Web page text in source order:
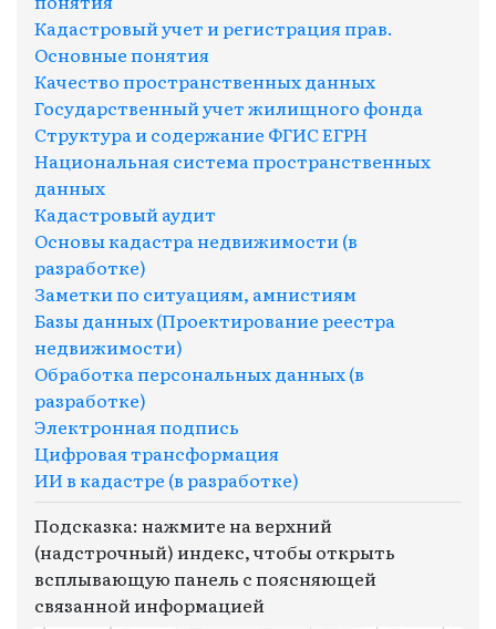
Кадастровый учет и регистрация прав.
Основные понятия
Качество пространственных данных
Государственный учет жилищного фонда
Структура и содержание ФГИС ЕГРН
Национальная система пространственных
данных
Кадастровый аудит
Основы кадастра недвижимости (в
разработке)
Заметки по ситуациям, амнистиям
Базы данных (Проектирование реестра
недвижимости)
Обработка персональных данных (в
разработке)
Электронная подпись
Цифровая трансформация
ИИ в кадастре (в разработке)
Подсказка: нажмите на верхний
(надстрочный) индекс, чтобы открыть
всплывающую панель с поясняющей
связанной информацией